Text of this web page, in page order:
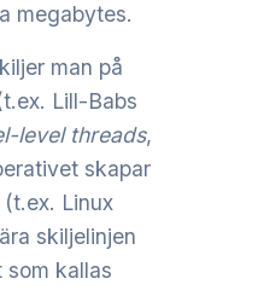
megabytes.
man på
Lill-Babs
level threads,
skapar
Linux
skiljelinjen
som kallas